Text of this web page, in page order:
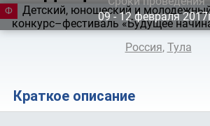
09 ‐ 12февраля
ФЕСТИВАЛЬ
Россия, Тула
Краткое описание